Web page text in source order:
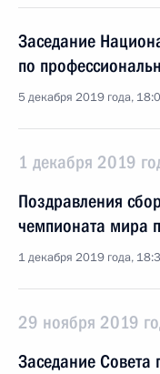
Заседание
по
5 декабря 2019 года,
1 декабря 2019
Поздравления
чемпионата мира
1 декабря 2019 года,
29 ноября 2019
Заседание